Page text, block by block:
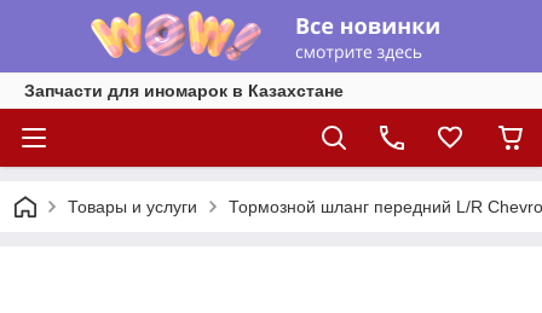
Запчасти для иномарок в Казахстане
Товары и услуги Тормозной шланг передний L/R